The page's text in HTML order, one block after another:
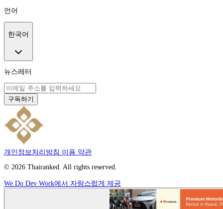
언어
한국어
뉴스레터
구독하기
개인정보처리방침 이용 약관
© 2026 Thairanked. All rights reserved.
We Do Dev Work에서 자랑스럽게 제공